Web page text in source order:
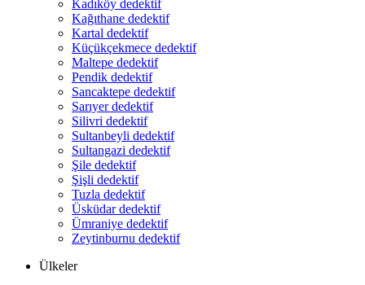
Kadıköy dedektif
Kağıthane dedektif
Kartal dedektif
Küçükçekmece dedektif
Maltepe dedektif
Pendik dedektif
Sancaktepe dedektif
Sarıyer dedektif
Silivri dedektif
Sultanbeyli dedektif
Sultangazi dedektif
Şile dedektif
Şişli dedektif
Tuzla dedektif
Üsküdar dedektif
Ümraniye dedektif
Zeytinburnu dedektif
Ülkeler